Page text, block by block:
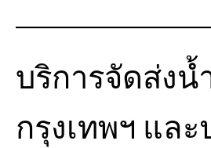
บริการจัดส่งน้
กรุงเทพฯ แล